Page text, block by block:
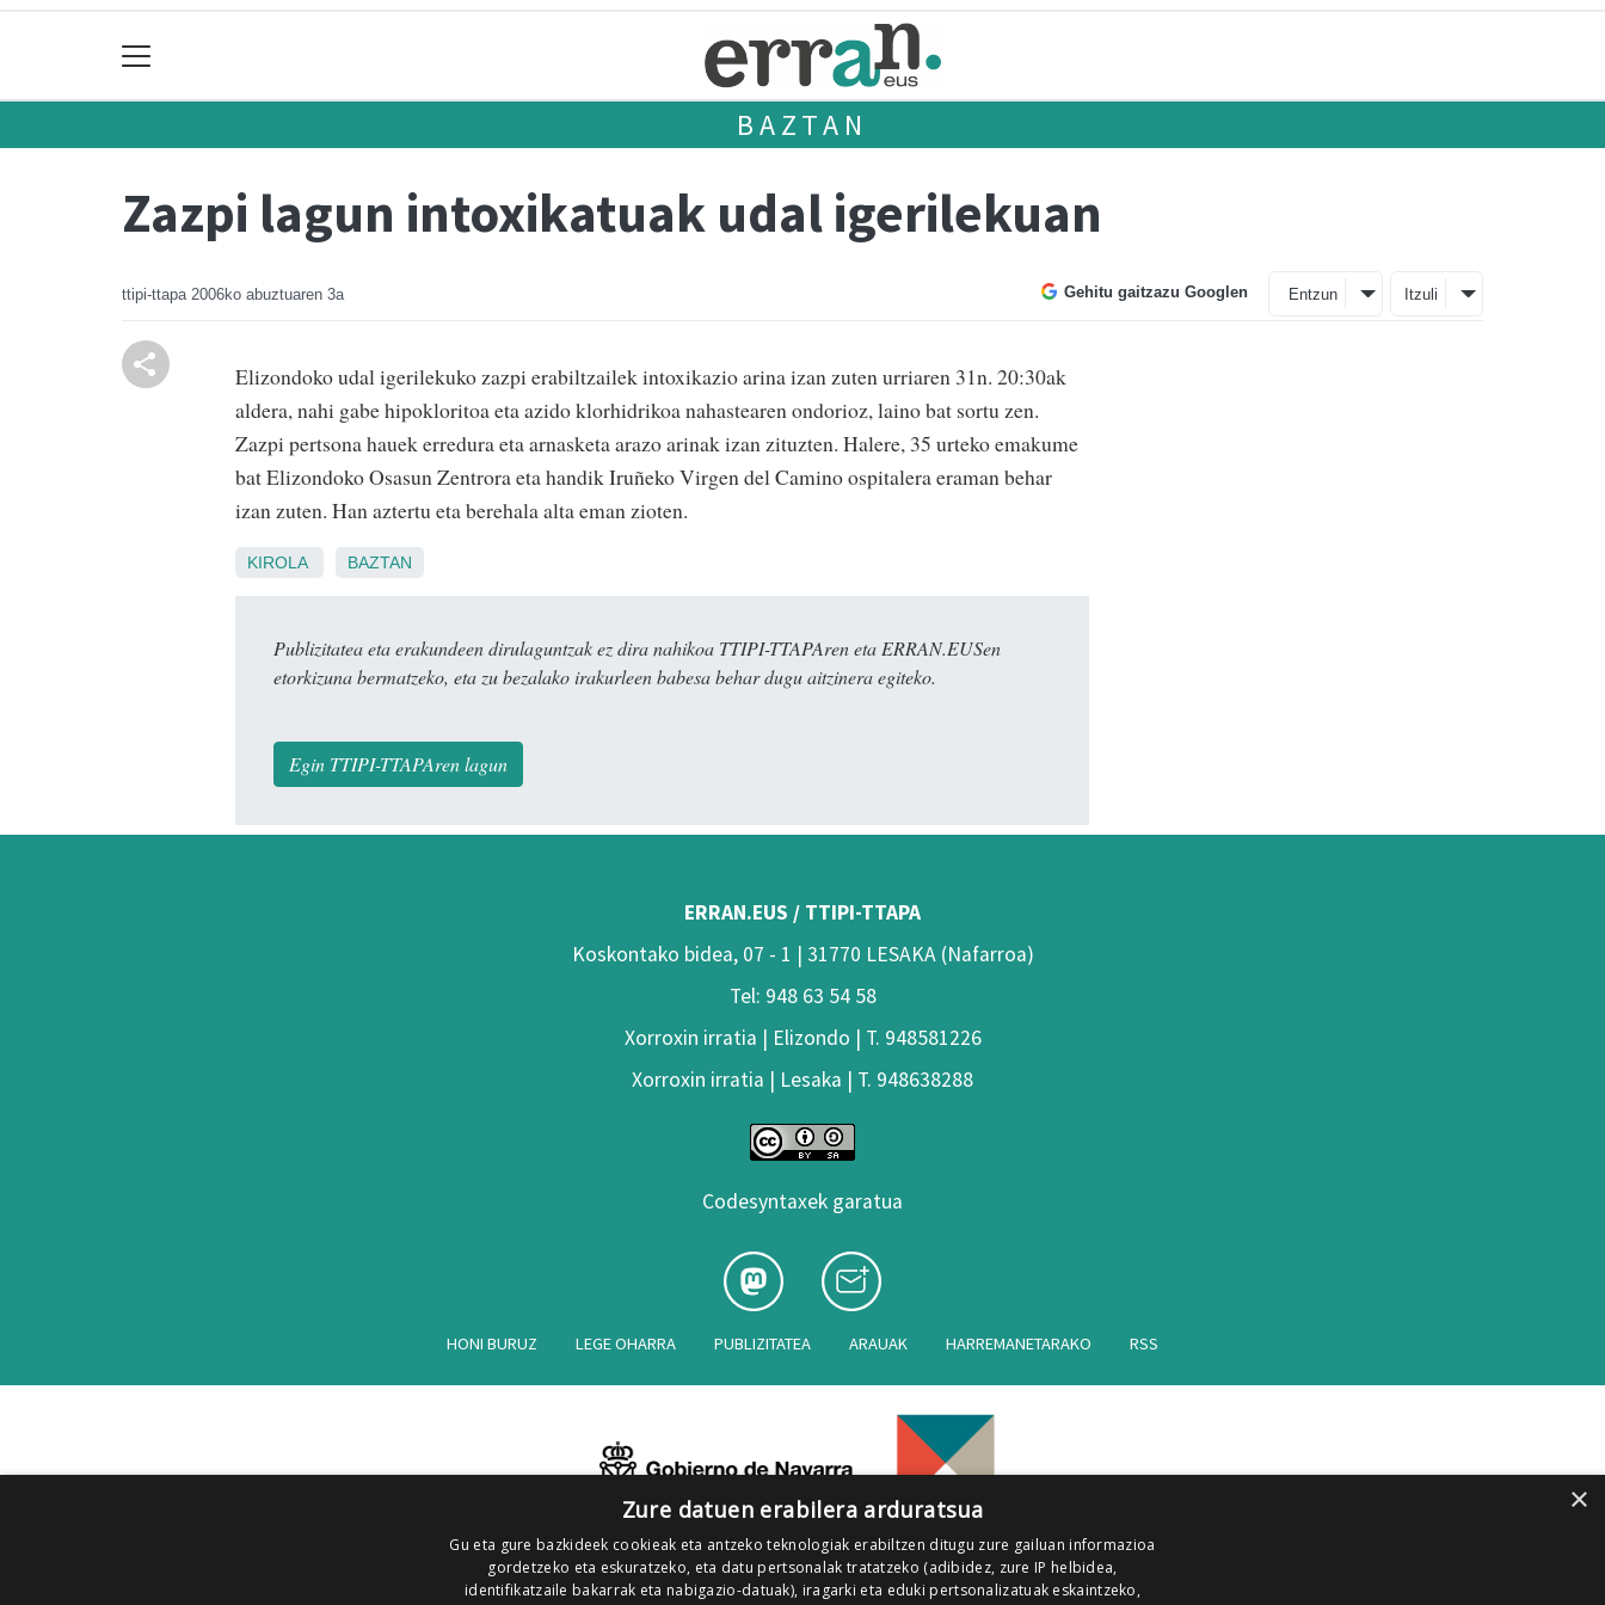
BAZTAN
Zazpi lagun intoxikatuak udal igerilekuan
ttipi-ttapa 2006ko abuztuaren 3a Gehitu gaitzazu Googlen Entzun Itzuli
Elizondoko udal igerilekuko zazpi erabiltzailek intoxikazio arina izan zuten urriaren 31n. 20:30ak
aldera, nahi gabe hipokloritoa eta azido klorhidrikoa nahastearen ondorioz, laino bat sortu zen.
Zazpi pertsona hauek erredura eta arnasketa arazo arinak izan zituzten. Halere, 35 urteko emakume
bat Elizondoko Osasun Zentrora eta handik Iruñeko Virgen del Camino ospitalera eraman behar
izan zuten. Han aztertu eta berehala alta eman zioten.
KIROLA BAZTAN
Publizitatea eta erakundeen dirulaguntzak ez dira nahikoa TTIPI-TTAPAren eta ERRAN.EUSen
etorkizuna bermatzeko, eta zu bezalako irakurleen babesa behar dugu aitzinera egiteko.
Egin TTIPI-TTAPAren lagun
ERRAN.EUS / TTIPI-TTAPA
Koskontako bidea, 07 - 1 | 31770 LESAKA (Nafarroa)
Tel: 948 63 54 58
Xorroxin irratia | Elizondo | T. 948581226
Xorroxin irratia | Lesaka | T. 948638288
Codesyntaxek garatua
HONI BURUZ LEGE OHARRA PUBLIZITATEA ARAUAK HARREMANETARAKO RSS
×
Zure datuen erabilera arduratsua
Gu eta gure bazkideek cookieak eta antzeko teknologiak erabiltzen ditugu zure gailuan informazioa
gordetzeko eta eskuratzeko, eta datu pertsonalak tratatzeko (adibidez, zure IP helbidea,
identifikatzaile bakarrak eta nabigazio-datuak), iragarki eta eduki pertsonalizatuak eskaintzeko,